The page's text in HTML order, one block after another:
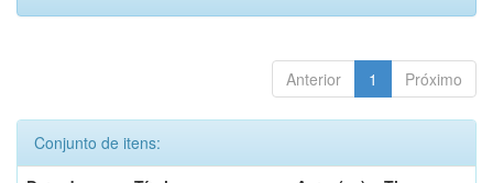
Anterior 1 Próximo
Conjunto de itens: